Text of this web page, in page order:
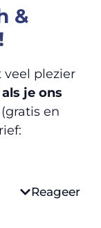
&
plezier
je ons
en
Reageer